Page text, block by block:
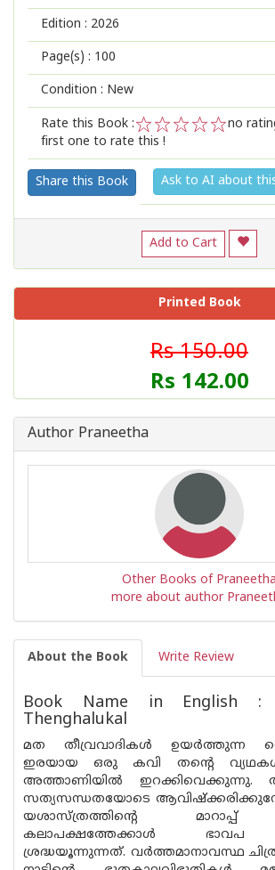
Edition : 2026
Page(s) : 100
Condition : New
Rate this Book :
2
1
no
first one to rate this !
Share this Book Ask to AI about
Add to Cart
Printed Book
Rs 150.00
Rs 142.00
Author Praneetha
Other Books of Praneetha
more about author
About the Book Write Review
Book Name in English :
Thenghalukal
മത തീവ്രവാദികൾ ഉയർത്തുന്ന
ഇരയായ ഒരു കവി തന്റെ
അത്താണിയിൽ
സത്യസന്ധതയോടെ
യശാസ്ത്രത്തിന്റെ മാറാപ്പ്
കലാപക്ഷത്തേക്കാൾ ഭാവപ
ശ്രദ്ധയൂന്നുന്നത്. വർത്തമാനാവസ്ഥ